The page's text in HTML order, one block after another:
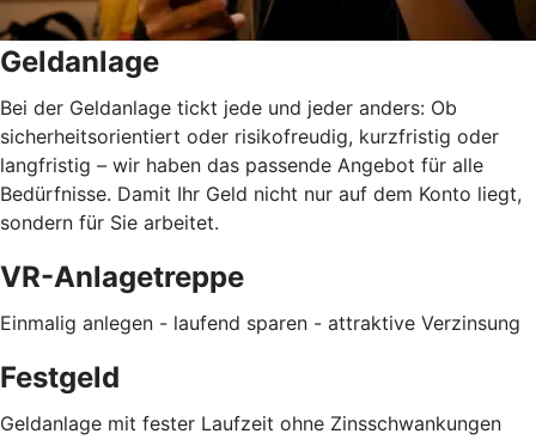
Geldanlage
Bei der Geldanlage tickt jede und jeder anders: Ob
sicherheitsorientiert oder risikofreudig, kurzfristig oder
langfristig – wir haben das passende Angebot für alle
Bedürfnisse. Damit Ihr Geld nicht nur auf dem Konto liegt,
sondern für Sie arbeitet.
VR-Anlagetreppe
Einmalig anlegen - laufend sparen - attraktive Verzinsung
Festgeld
Geldanlage mit fester Laufzeit ohne Zinsschwankungen